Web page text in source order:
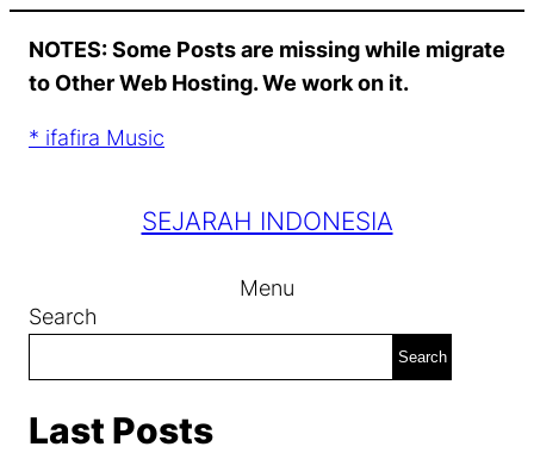
content
NOTES: Some Posts are missing while migrate
to Other Web Hosting. We work on it.
* ifafira Music
SEJARAH INDONESIA
Menu
Search
Search
Last Posts